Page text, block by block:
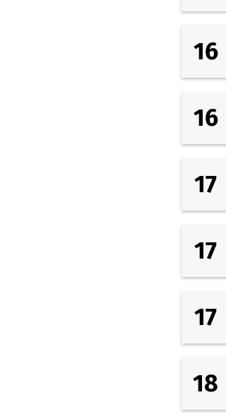
16
16
17
17
17
18